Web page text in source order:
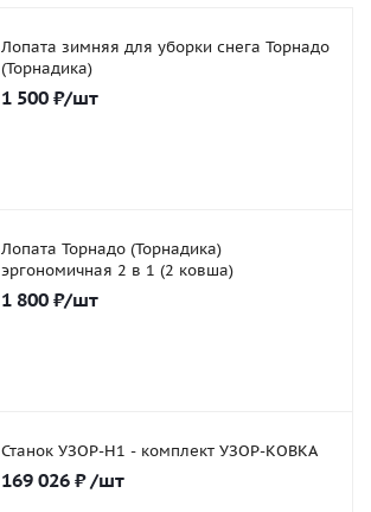
Лопата зимняя для уборки снега Торнадо
(Торнадика)
1 500 ₽/шт
Лопата Торнадо (Торнадика)
эргономичная 2 в 1 (2 ковша)
1 800 ₽/шт
Станок УЗОР-Н1 - комплект УЗОР-КОВКА
169 026 ₽ /шт